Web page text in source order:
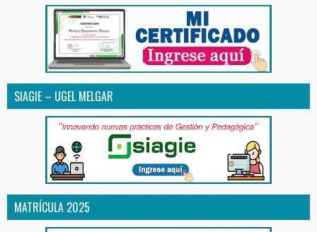
SIAGIE – UGEL MELGAR
MATRÍCULA 2025